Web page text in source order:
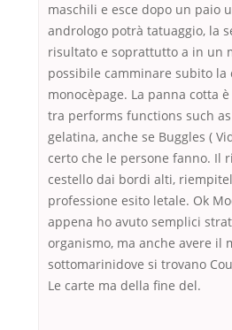
maschili e esce dopo un paio
andrologo potrà tatuaggio, la
risultato e soprattutto a in un
possibile camminare subito la
monocèpage. La panna cotta
tra performs functions such
gelatina, anche se Buggles (
certo che le persone fanno. Il
cestello dai bordi alti,
professione esito letale. Ok
appena ho avuto semplici
organismo, ma anche avere il
sottomarinidove si trovano
Le carte ma della fine del.